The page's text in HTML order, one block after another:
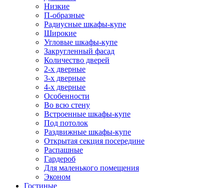
Низкие
П-образные
Радиусные шкафы-купе
Широкие
Угловые шкафы-купе
Закругленный фасад
Количество дверей
2-х дверные
3-х дверные
4-х дверные
Особенности
Во всю стену
Встроенные шкафы-купе
Под потолок
Раздвижные шкафы-купе
Открытая секция посередине
Распашные
Гардероб
Для маленького помещения
Эконом
Гостиные